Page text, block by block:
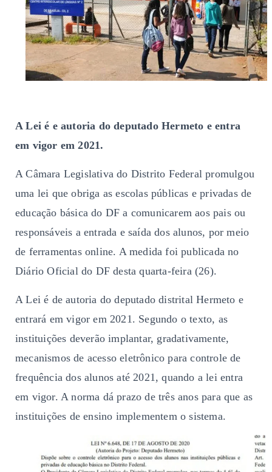
A Lei é e autoria do deputado Hermeto e entra
em vigor em 2021.
A Câmara Legislativa do Distrito Federal promulgou
uma lei que obriga as escolas públicas e privadas de
educação básica do DF a comunicarem aos pais ou
responsáveis a entrada e saída dos alunos, por meio
de ferramentas online. A medida foi publicada no
Diário Oficial do DF desta quarta-feira (26).
A Lei é de autoria do deputado distrital Hermeto e
entrará em vigor em 2021. Segundo o texto, as
instituições deverão implantar, gradativamente,
mecanismos de acesso eletrônico para controle de
frequência dos alunos até 2021, quando a lei entra
em vigor. A norma dá prazo de três anos para que as
instituições de ensino implementem o sistema.